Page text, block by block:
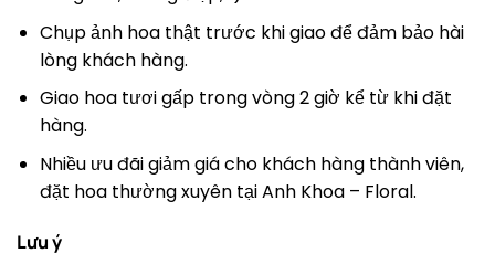
Chụp ảnh hoa thật trước khi giao để đảm bảo hài
lòng khách hàng.
Giao hoa tươi gấp trong vòng 2 giờ kể từ khi đặt
hàng.
Nhiều ưu đãi giảm giá cho khách hàng thành viên,
đặt hoa thường xuyên tại Anh Khoa – Floral.
Lưu ý